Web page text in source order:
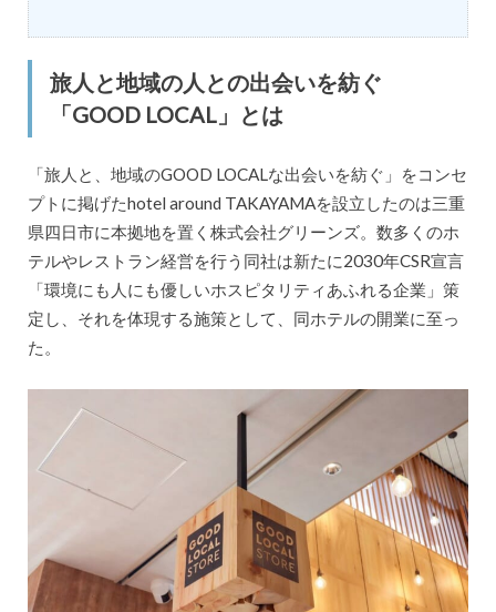
旅人と地域の人との出会いを紡ぐ
「GOOD LOCAL」とは
「旅人と、地域のGOOD LOCALな出会いを紡ぐ」をコンセ
プトに掲げたhotel around TAKAYAMAを設立したのは三重
県四日市に本拠地を置く株式会社グリーンズ。数多くのホ
テルやレストラン経営を行う同社は新たに2030年CSR宣言
「環境にも人にも優しいホスピタリティあふれる企業」策
定し、それを体現する施策として、同ホテルの開業に至っ
た。